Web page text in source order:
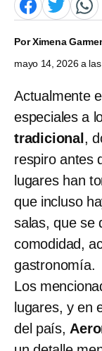
PorXimena
mayo 14, 2026 a
Actualmente
especiales a
tradicional ,
respiro antes
lugares han
que incluso
salas, que se
comodidad,
gastronomía.
Los
lugares, y en
del país,